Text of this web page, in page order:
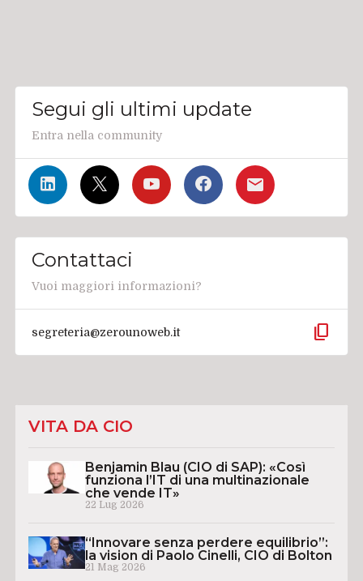
Segui gli ultimi update
Entra nella community
Contattaci
Vuoi maggiori informazioni?
segreteria@zerounoweb.it content_copy
VITA DA CIO
Benjamin Blau (CIO di SAP): «Così
funziona l’IT di una multinazionale
che vende IT»
22 Lug 2026
“Innovare senza perdere equilibrio”:
la vision di Paolo Cinelli, CIO di Bolton
21 Mag 2026